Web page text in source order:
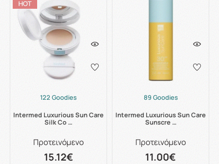
122 Goodies
Intermed Luxurious Sun Care
Silk Co …
Προτεινόμενο
15.12€
89 Goodies
Intermed Luxurious Sun Care
Sunscre …
Προτεινόμενο
11.00€